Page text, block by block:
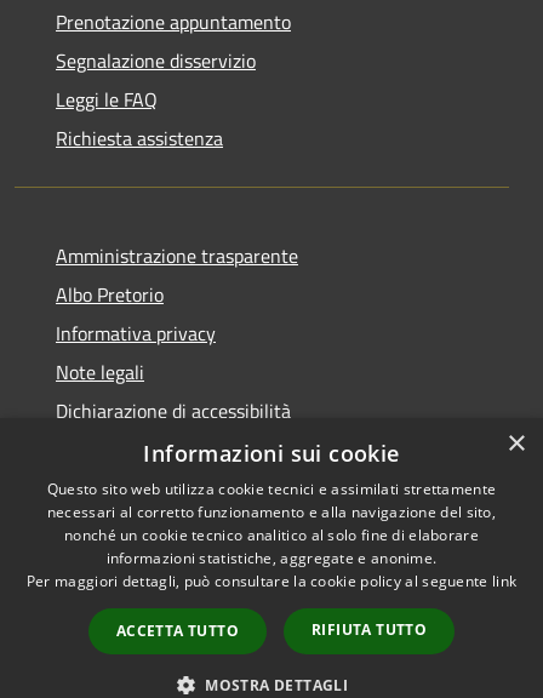
Prenotazione appuntamento
Segnalazione disservizio
Leggi le FAQ
Richiesta assistenza
Amministrazione trasparente
Albo Pretorio
Informativa privacy
Note legali
Dichiarazione di accessibilità
Accessibilità
Privacy
Mappa del sito
Copyright © 2026 • Comune di
Campo Calabro • Powered by
Municipium•Accesso
redazione
×
Informazioni sui cookie
Questo sito web utilizza cookie tecnici e assimilati strettamente
necessari al corretto funzionamento e alla navigazione del sito,
nonché un cookie tecnico analitico al solo fine di elaborare
informazioni statistiche, aggregate e anonime.
Per maggiori dettagli, può consultare la cookie policy al seguente link
ACCETTA TUTTO RIFIUTA TUTTO
MOSTRA DETTAGLI